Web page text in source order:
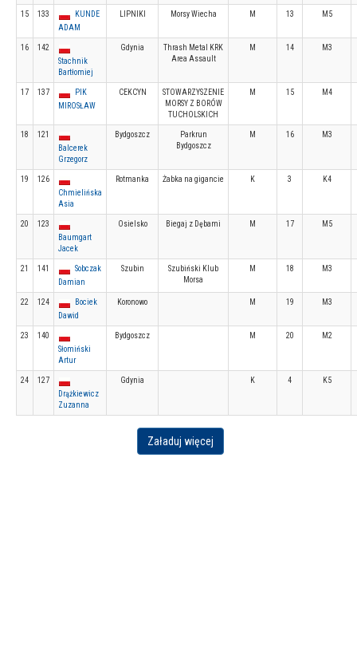
15 133
KUNDE
ADAM
LIPNIKI Morsy Wiecha M 13 M5
16
142
Stachnik
Bartłomiej
Gdynia
Thrash Metal KRK
Area Assault
M 14 M3
17 137
PIK
MIROSŁAW
CEKCYN
STOWARZYSZENIE
MORSY Z BORÓW
TUCHOLSKICH
M 15 M4
18
121
Balcerek
Grzegorz
Bydgoszcz
Parkrun
Bydgoszcz
M 16 M3
19
126
Chmielińska
Asia
Rotmanka Żabka na gigancie K 3 K4
20
123
Baumgart
Jacek
Osielsko Biegaj z Dębami M 17 M5
21 141
Sobczak
Damian
Szubin
Szubiński Klub
Morsa
M 18 M3
22 124
Bociek
Dawid
Koronowo M 19 M3
23
140
Słomiński
Artur
Bydgoszcz M 20 M2
24
127
Drążkiewicz
Zuzanna
Gdynia K 4 K5
Załaduj więcej